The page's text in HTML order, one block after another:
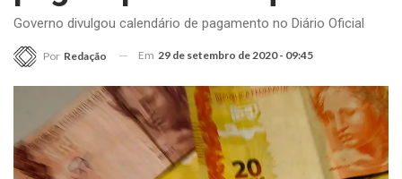
Governo divulgou calendário de pagamento no Diário Oficial
Por Redação Em 29 de setembro de 2020 - 09:45